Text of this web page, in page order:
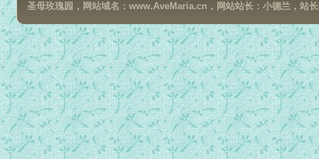
圣母玫瑰园，网站域名：www.AveMaria.cn，网站站长：小德兰，